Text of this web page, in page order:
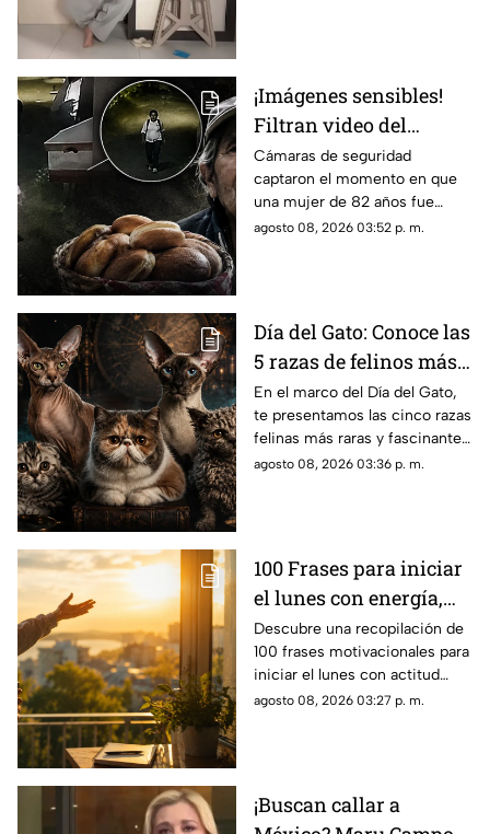
¡Imágenes sensibles!
Filtran video del
asesinato de abuelita
vendedora de cemitas
en Puebla: le robaron
unos pesos
Cámaras de seguridad
captaron el momento en que
una mujer de 82 años fue
asesinada al regresar de
agosto 08, 2026 03:52 p. m.
Día del Gato: Conoce las
5 razas de felinos más
raras del mundo
En el marco del Día del Gato,
te presentamos las cinco razas
felinas más raras y fascinantes
del planeta por sus singulares
agosto 08, 2026 03:36 p. m.
100 Frases para iniciar
el lunes con energía,
motivación y éxito
Descubre una recopilación de
100 frases motivacionales para
iniciar el lunes con actitud
positiva, superar la rutina y
agosto 08, 2026 03:27 p. m.
¡Buscan callar a